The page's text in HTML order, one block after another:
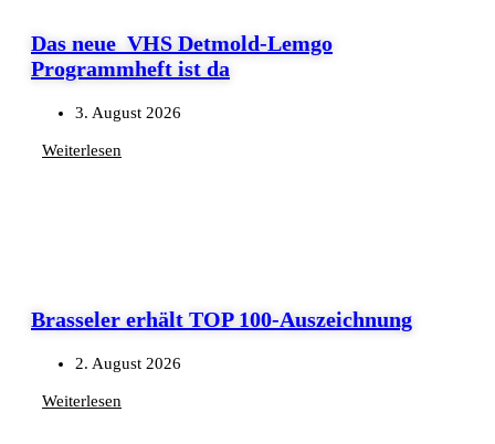
Das neue VHS Detmold-Lemgo
Programmheft ist da
3. August 2026
Weiterlesen
Brasseler erhält TOP 100-Auszeichnung
2. August 2026
Weiterlesen